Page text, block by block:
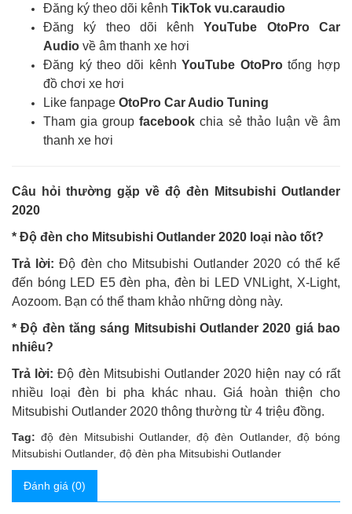
Đăng ký theo dõi kênh TikTok vu.caraudio
Đăng ký theo dõi kênhYouTube OtoPro Car
Audio về âm thanh xe hơi
Đăng ký theo dõi kênhYouTube OtoProtổng hợp
đồ chơi xe hơi
Like fanpage OtoPro Car Audio Tuning
Tham gia groupfacebook chia sẻ thảo luận về âm
thanh xe hơi
Câu hỏi thường gặp về độ đèn Mitsubishi Outlander
2020
* Độ đèn cho Mitsubishi Outlander 2020 loại nào tốt?
Trả lời: Độ đèn cho Mitsubishi Outlander 2020 có thể kể
đến bóng LED E5 đèn pha, đèn bi LED VNLight, X-Light,
Aozoom. Bạn có thể tham khảo những dòng này.
* Độ đèn tăng sáng Mitsubishi Outlander 2020 giá bao
nhiêu?
Trả lời: Độ đèn Mitsubishi Outlander 2020 hiện nay có rất
nhiều loại đèn bi pha khác nhau. Giá hoàn thiện cho
Mitsubishi Outlander 2020 thông thường từ 4 triệu đồng.
Tag: độ đèn Mitsubishi Outlander,độ đèn Outlander, độ bóng
Mitsubishi Outlander, độ đèn pha Mitsubishi Outlander
Đánh giá (0)